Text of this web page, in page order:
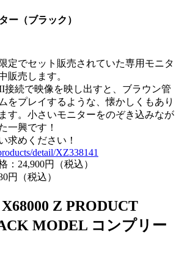
ー（ブラック）
定でセット販売されていた専用モニタ
販売します。
接続で映像を映し出すと、ブラウン管
をプレイするような、懐かしくもあり
す。小さいモニターをのぞき込みなが
一興です！
求めください！
detail/XZ338141
：24,900円（税込）
円（税込）
Z PRODUCT
MODEL コンプリー